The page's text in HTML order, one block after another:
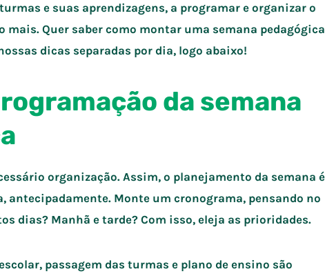
e suas aprendizagens, a programar e organizar o
Quer saber como montar uma semana pedagógica
dicas separadas por dia, logo abaixo!
da semana
organização. Assim, o planejamento da semana é
antecipadamente. Monte um cronograma, pensando no
dias? Manhã e tarde? Com isso, eleja as prioridades.
passagem das turmas e plano de ensino são